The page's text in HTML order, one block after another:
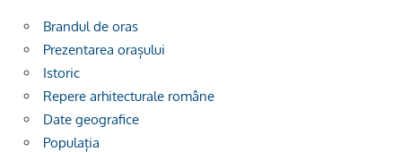
Brandul de oras
Prezentarea orașului
Istoric
Repere arhitecturale române
Date geografice
Populația